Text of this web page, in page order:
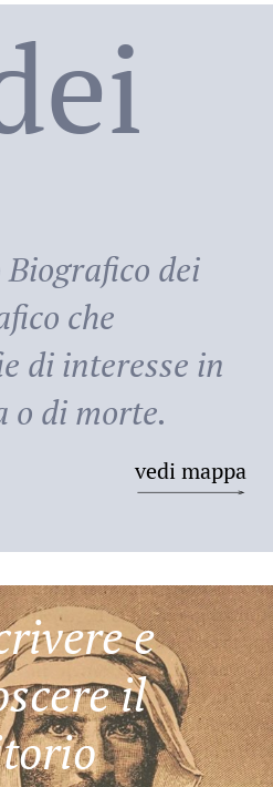
dei
che
di interesse in
o di morte.
vedi mappa
e
il